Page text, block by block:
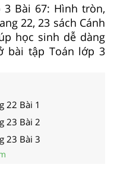
Bài 67: Hình tròn,
22, 23 sách Cánh
học sinh dễ dàng
bài tập Toán lớp 3
22 Bài 1
23 Bài 2
23 Bài 3